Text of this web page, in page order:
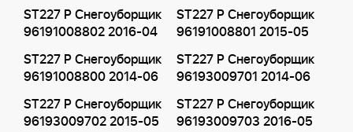
ST227 P Снегоуборщик
96191008802 2016-04
ST227 P Снегоуборщик
96191008801 2015-05
ST227 P Снегоуборщик
96191008800 2014-06
ST227 P Снегоуборщик
96193009701 2014-06
ST227 P Снегоуборщик
96193009702 2015-05
ST227 P Снегоуборщик
96193009703 2016-05